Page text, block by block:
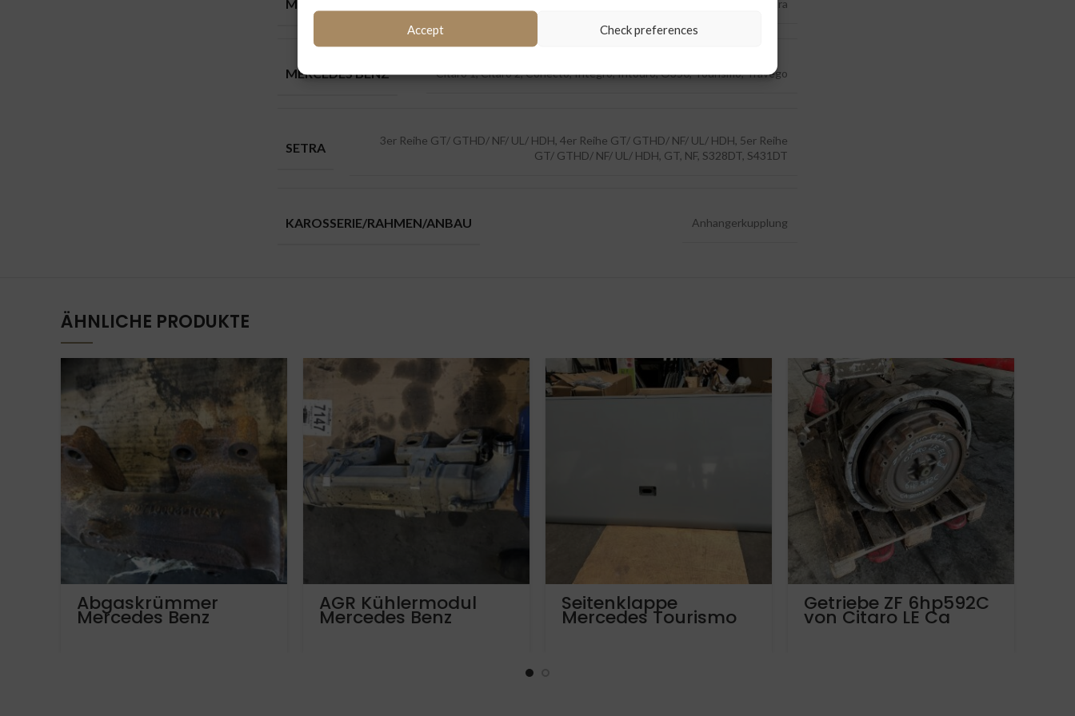
Accept Check preferences
MARKEN Mercedes Benz, Setra
MERCEDES BENZ Citaro 1, Citaro 2, Conecto, Integro, Intouro, O350, Tourismo, Travego
SETRA
3er Reihe GT/ GTHD/ NF/ UL/ HDH, 4er Reihe GT/ GTHD/ NF/ UL/ HDH, 5er Reihe
GT/ GTHD/ NF/ UL/ HDH, GT, NF, S328DT, S431DT
KAROSSERIE/RAHMEN/ANBAU Anhangerkupplung
ÄHNLICHE PRODUKTE
Abgaskrümmer
Mercedes Benz
Actros OM470LA 3-
AGR Kühlermodul
Mercedes Benz
Actros OM470LA
Seitenklappe
Mercedes Tourismo
Travego Setra 400
Getriebe ZF 6hp592C
von Citaro LE Ca
900.000 km